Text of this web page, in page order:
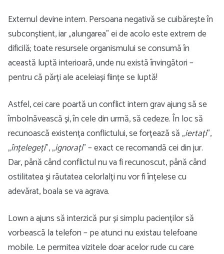
Externul devine intern. Persoana negativă se cuibărește în
subconștient, iar „alungarea” ei de acolo este extrem de
dificilă; toate resursele organismului se consumă în
această luptă interioară, unde nu există învingători –
pentru că părți ale aceleiași ființe se luptă!
Astfel, cei care poartă un conflict intern grav ajung să se
îmbolnăvească și, în cele din urmă, să cedeze. În loc să
recunoască existența conflictului, se forțează să „iertați”,
„înțelegeți”, „ignorați” – exact ce recomandă cei din jur.
Dar, până când conflictul nu va fi recunoscut, până când
ostilitatea și răutatea celorlalți nu vor fi înțelese cu
adevărat, boala se va agrava.
Lown a ajuns să interzică pur și simplu pacienților să
vorbească la telefon – pe atunci nu existau telefoane
mobile. Le permitea vizitele doar acelor rude cu care